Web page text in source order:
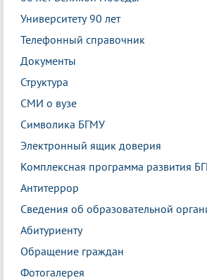
Университету 90 лет
Телефонный справочник
Документы
Структура
СМИ о вузе
Символика БГМУ
Электронный ящик доверия
Комплексная программа развития
Антитеррор
Сведения об образовательной
Абитуриенту
Обращение граждан
Фотогалерея